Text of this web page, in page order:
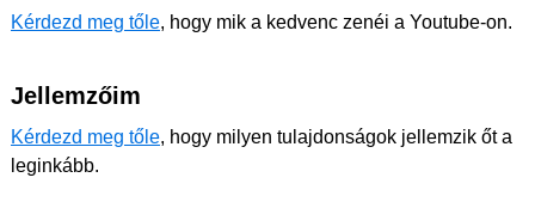
Kérdezd meg tőle, hogy mik a kedvenc zenéi a Youtube-on.
Jellemzőim
Kérdezd meg tőle, hogy milyen tulajdonságok jellemzik őt a
leginkább.